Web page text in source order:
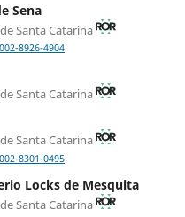
Sena
Santa Catarina
8926-4904
Santa Catarina
Santa Catarina
8301-0495
Locks de Mesquita
Santa Catarina